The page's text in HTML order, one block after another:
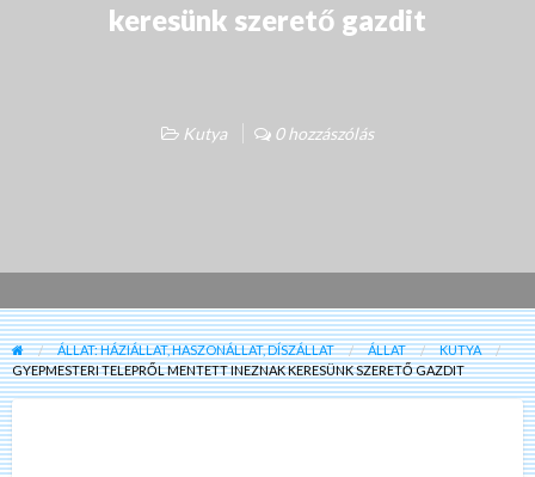
keresünk szerető gazdit
Kutya 0 hozzászólás
ÁLLAT: HÁZIÁLLAT, HASZONÁLLAT, DÍSZÁLLAT ÁLLAT
KUTYA
GYEPMESTERI TELEPRŐL MENTETT INEZNAK KERESÜNK SZERETŐ GAZDIT